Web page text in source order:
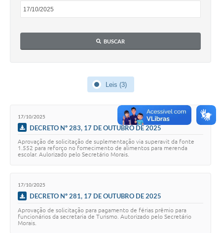
Regularização Fundiária
Notificações de Penalidades – Decisões
Notificações Obras e Posturas
Conselho Municipal de Conservação e Defesa do
Galeria de Fotos
Contratos
Obras
BUSCAR
Leis (3)
17/10/2025
DECRETO Nº 283, 17 DE OUTUBRO DE 2025
Aprovação de solicitação de suplementação via superavit da fonte
1.552 para reforço no fomecimento de alimentos para merenda
escolar. Aulorizado pelo Secretário Morais.
17/10/2025
DECRETO Nº 281, 17 DE OUTUBRO DE 2025
Aprovação de solicitação para pagamento de férias prêmio para
funcionários da secretaria de Turismo. Autorizado pelo Secretário
Morais.